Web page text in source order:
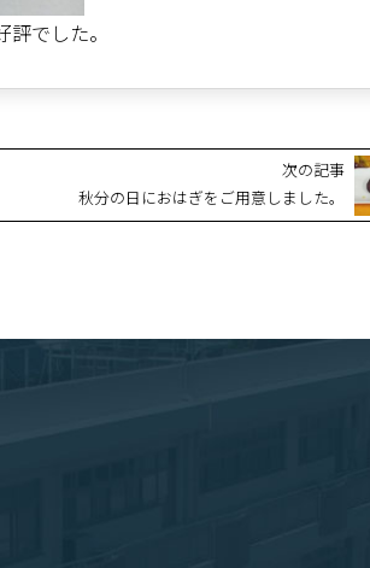
でした。
次の記事
秋分の日におはぎをご用意しました。